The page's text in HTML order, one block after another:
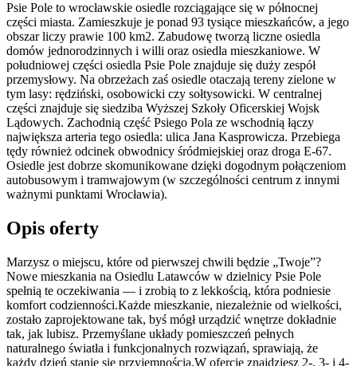
Psie Pole to wrocławskie osiedle rozciągające się w północnej
części miasta. Zamieszkuje je ponad 93 tysiące mieszkańców, a jego
obszar liczy prawie 100 km2. Zabudowę tworzą liczne osiedla
domów jednorodzinnych i willi oraz osiedla mieszkaniowe. W
południowej części osiedla Psie Pole znajduje się duży zespół
przemysłowy. Na obrzeżach zaś osiedle otaczają tereny zielone w
tym lasy: rędziński, osobowicki czy sołtysowicki. W centralnej
części znajduje się siedziba Wyższej Szkoły Oficerskiej Wojsk
Lądowych. Zachodnią część Psiego Pola ze wschodnią łączy
największa arteria tego osiedla: ulica Jana Kasprowicza. Przebiega
tędy również odcinek obwodnicy śródmiejskiej oraz droga E-67.
Osiedle jest dobrze skomunikowane dzięki dogodnym połączeniom
autobusowym i tramwajowym (w szczególności centrum z innymi
ważnymi punktami Wrocławia).
Opis oferty
Marzysz o miejscu, które od pierwszej chwili będzie „Twoje”?
Nowe mieszkania na Osiedlu Latawców w dzielnicy Psie Pole
spełnią te oczekiwania — i zrobią to z lekkością, która podniesie
komfort codzienności.Każde mieszkanie, niezależnie od wielkości,
zostało zaprojektowane tak, byś mógł urządzić wnętrze dokładnie
tak, jak lubisz. Przemyślane układy pomieszczeń pełnych
naturalnego światła i funkcjonalnych rozwiązań, sprawiają, że
każdy dzień stanie się przyjemnością.W ofercie znajdziesz 2-, 3- i 4-